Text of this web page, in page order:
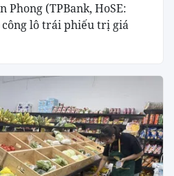
Phong (TPBank, HoSE:
công lô trái phiếu trị giá